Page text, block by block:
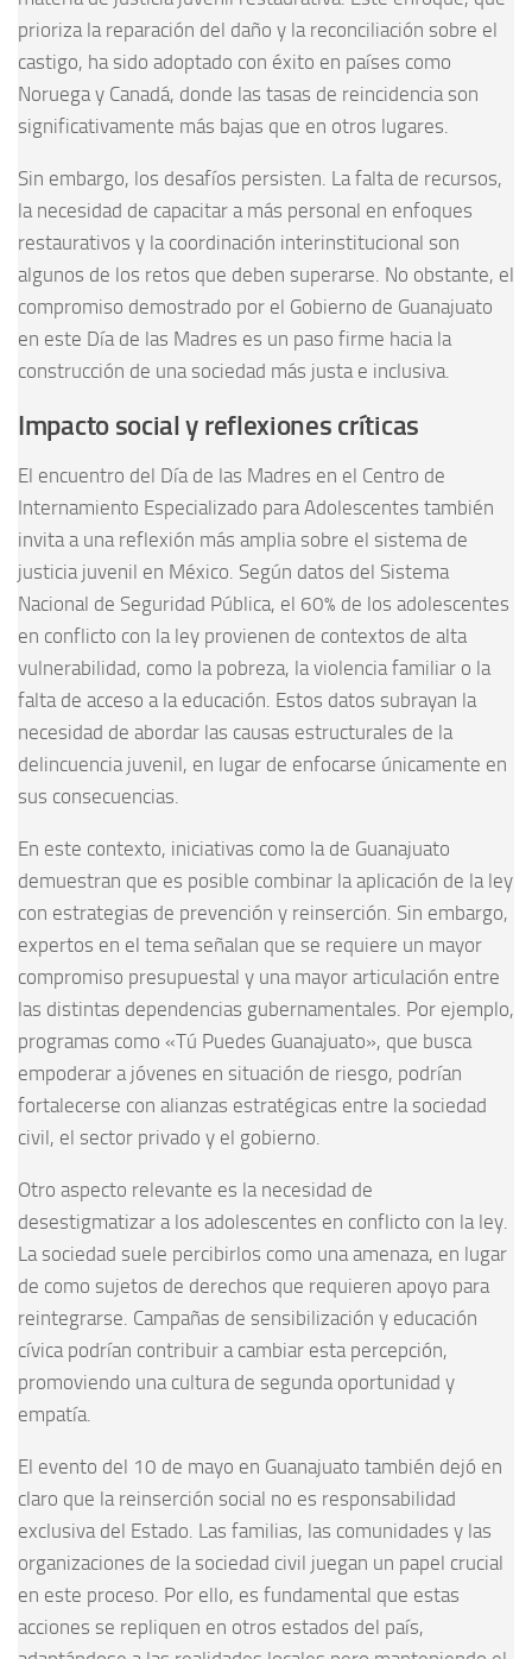
prioriza la reparación del daño y la reconciliación sobre el
castigo, ha sido adoptado con éxito en países como
Noruega y Canadá, donde las tasas de reincidencia son
significativamente más bajas que en otros lugares.
Sin embargo, los desafíos persisten. La falta de recursos,
la necesidad de capacitar a más personal en enfoques
restaurativos y la coordinación interinstitucional son
algunos de los retos que deben superarse. No obstante, el
compromiso demostrado por el Gobierno de Guanajuato
en este Día de las Madres es un paso firme hacia la
construcción de una sociedad más justa e inclusiva.
Impacto social y reflexiones críticas
El encuentro del Día de las Madres en el Centro de
Internamiento Especializado para Adolescentes también
invita a una reflexión más amplia sobre el sistema de
justicia juvenil en México. Según datos del Sistema
Nacional de Seguridad Pública, el 60% de los adolescentes
en conflicto con la ley provienen de contextos de alta
vulnerabilidad, como la pobreza, la violencia familiar o la
falta de acceso a la educación. Estos datos subrayan la
necesidad de abordar las causas estructurales de la
delincuencia juvenil, en lugar de enfocarse únicamente en
sus consecuencias.
En este contexto, iniciativas como la de Guanajuato
demuestran que es posible combinar la aplicación de la ley
con estrategias de prevención y reinserción. Sin embargo,
expertos en el tema señalan que se requiere un mayor
compromiso presupuestal y una mayor articulación entre
las distintas dependencias gubernamentales. Por ejemplo,
programas como «Tú Puedes Guanajuato», que busca
empoderar a jóvenes en situación de riesgo, podrían
fortalecerse con alianzas estratégicas entre la sociedad
civil, el sector privado y el gobierno.
Otro aspecto relevante es la necesidad de
desestigmatizar a los adolescentes en conflicto con la ley.
La sociedad suele percibirlos como una amenaza, en lugar
de como sujetos de derechos que requieren apoyo para
reintegrarse. Campañas de sensibilización y educación
cívica podrían contribuir a cambiar esta percepción,
promoviendo una cultura de segunda oportunidad y
empatía.
El evento del 10 de mayo en Guanajuato también dejó en
claro que la reinserción social no es responsabilidad
exclusiva del Estado. Las familias, las comunidades y las
organizaciones de la sociedad civil juegan un papel crucial
en este proceso. Por ello, es fundamental que estas
acciones se repliquen en otros estados del país,